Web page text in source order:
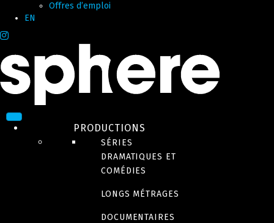
Offres d’emploi
EN
PRODUCTIONS
SÉRIES
DRAMATIQUES ET
COMÉDIES
LONGS MÉTRAGES
DOCUMENTAIRES